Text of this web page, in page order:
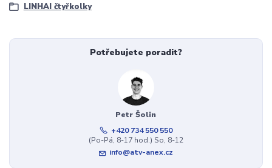
LINHAI čtyřkolky
Potřebujete poradit?
Petr Šolin
+420 734 550 550
(Po-Pá, 8-17 hod.) So, 8-12
info@atv-anex.cz